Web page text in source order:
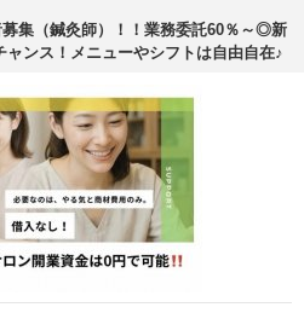
集（鍼灸師）！！業務委託60％～◎新
ンス！メニューやシフトは自由自在♪